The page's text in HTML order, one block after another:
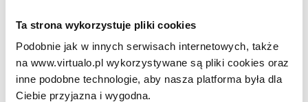
Ta strona wykorzystuje pliki cookies
Podobnie jak w innych serwisach internetowych, także
na www.virtualo.pl wykorzystywane są pliki cookies oraz
inne podobne technologie, aby nasza platforma była dla
Ciebie przyjazna i wygodna.